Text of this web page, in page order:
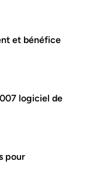
et bénéfice
logiciel de
pour